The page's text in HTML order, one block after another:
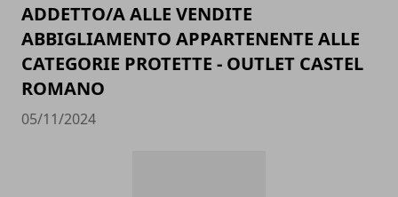
ADDETTO/A ALLE VENDITE
ABBIGLIAMENTO APPARTENENTE ALLE
CATEGORIE PROTETTE - OUTLET CASTEL
ROMANO
05/11/2024